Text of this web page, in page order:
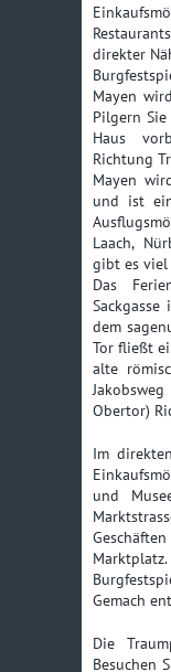
direkter
Mayen
Pilgern
Haus
Richtung
Mayen
und ist
Laach,
gibt es viel
Das
dem
Tor fließt
alte
Obertor)
Im
und
Gemach
Die
Besuchen